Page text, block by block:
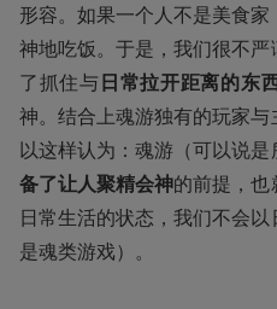
形容。如果一个人不是美食
神地吃饭。于是，我们很不
了抓住与日常拉开距离的东
神。结合上魂游独有的玩家
以这样认为：魂游（可以说
备了让人聚精会神的前提，也
日常生活的状态，我们不会
是魂类游戏）。